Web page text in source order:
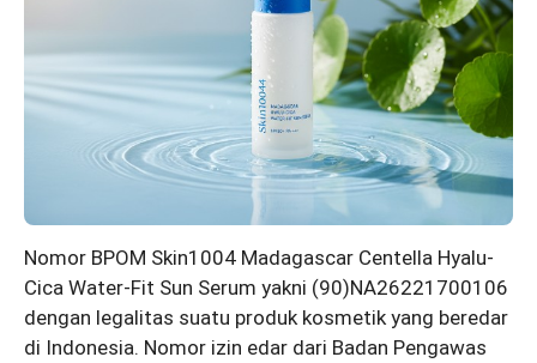
Nomor BPOM Skin1004 Madagascar Centella Hyalu-
Cica Water-Fit Sun Serum yakni (90)NA26221700106
dengan legalitas suatu produk kosmetik yang beredar
di Indonesia. Nomor izin edar dari Badan Pengawas